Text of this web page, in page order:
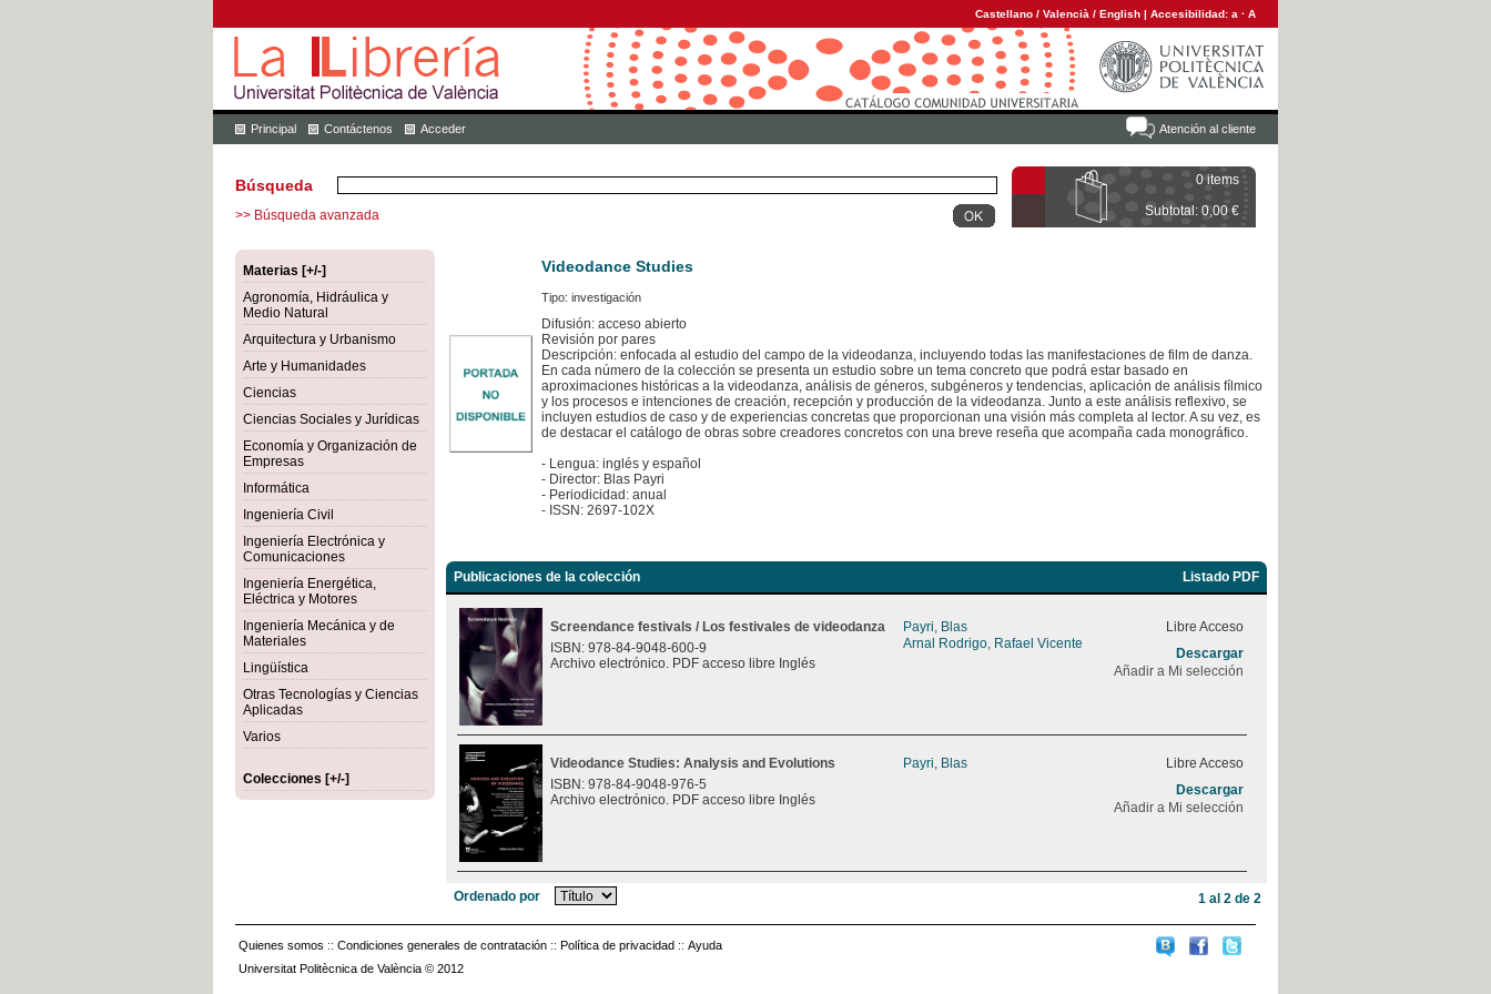
Castellano / Valencià / English | Accesibilidad: a · A
Atención al cliente
Principal Contáctenos Acceder
0 items
Subtotal: 0,00 €
Búsqueda
>> Búsqueda avanzada
Materias [+/-]
Agronomía, Hidráulica y
Medio Natural
Arquitectura y Urbanismo
Arte y Humanidades
Ciencias
Ciencias Sociales y Jurídicas
Economía y Organización de
Empresas
Informática
Ingeniería Civil
Ingeniería Electrónica y
Comunicaciones
Ingeniería Energética,
Eléctrica y Motores
Ingeniería Mecánica y de
Materiales
Lingüística
Otras Tecnologías y Ciencias
Aplicadas
Varios
Colecciones [+/-]
Videodance Studies
Tipo: investigación
Difusión: acceso abierto
Revisión por pares
Descripción: enfocada al estudio del campo de la videodanza, incluyendo todas las manifestaciones de film de danza.
En cada número de la colección se presenta un estudio sobre un tema concreto que podrá estar basado en
aproximaciones históricas a la videodanza, análisis de géneros, subgéneros y tendencias, aplicación de análisis fílmico
y los procesos e intenciones de creación, recepción y producción de la videodanza. Junto a este análisis reflexivo, se
incluyen estudios de caso y de experiencias concretas que proporcionan una visión más completa al lector. A su vez, es
de destacar el catálogo de obras sobre creadores concretos con una breve reseña que acompaña cada monográfico.
- Lengua: inglés y español
- Director: Blas Payri
- Periodicidad: anual
- ISSN: 2697-102X
Publicaciones de la colección Listado PDF
Screendance festivals / Los festivales de videodanza
ISBN: 978-84-9048-600-9
Archivo electrónico. PDF acceso libre Inglés
Payri, Blas
Arnal Rodrigo, Rafael Vicente
Libre Acceso
Descargar
Añadir a Mi selección
Videodance Studies: Analysis and Evolutions
ISBN: 978-84-9048-976-5
Archivo electrónico. PDF acceso libre Inglés
Payri, Blas
Libre Acceso
Descargar
Añadir a Mi selección
Ordenado por 1 al 2 de 2
Quienes somos :: Condiciones generales de contratación :: Política de privacidad :: Ayuda
Universitat Politècnica de València © 2012